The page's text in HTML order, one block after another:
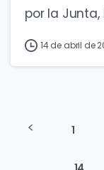
por la Junta,
14 de abril de
1